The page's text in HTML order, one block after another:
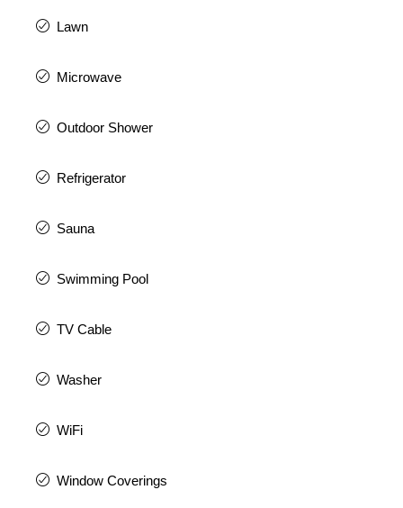
Lawn
Microwave
Outdoor Shower
Refrigerator
Sauna
Swimming Pool
TV Cable
Washer
WiFi
Window Coverings